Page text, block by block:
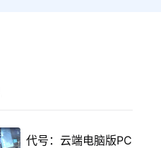
代号：云端电脑版PC